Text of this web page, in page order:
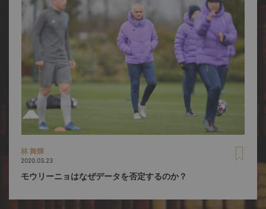
林 舞輝
2020.03.23
モウリーニョはなぜデータを否定するのか？